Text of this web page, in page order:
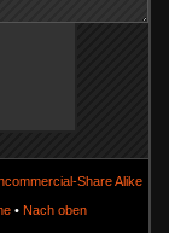
Share Alike
• Nach oben